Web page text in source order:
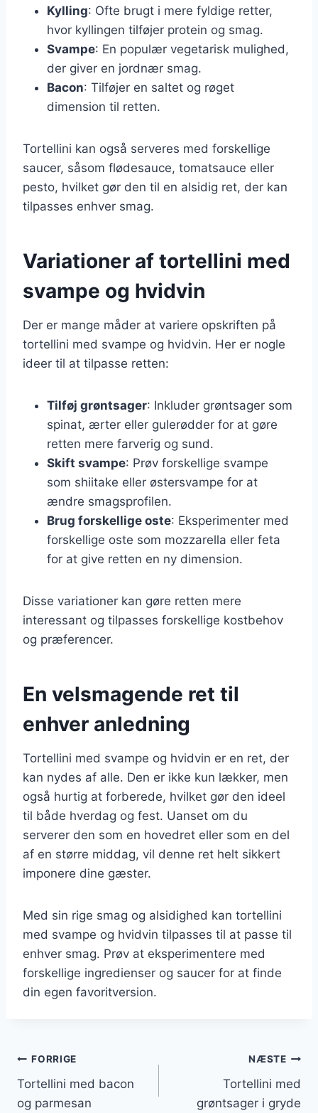
Kylling: Ofte brugt i mere fyldige retter,
hvor kyllingen tilføjer protein og smag.
Svampe: En populær vegetarisk mulighed,
der giver en jordnær smag.
Bacon: Tilføjer en saltet og røget
dimension til retten.
Tortellini kan også serveres med forskellige
saucer, såsom flødesauce, tomatsauce eller
pesto, hvilket gør den til en alsidig ret, der kan
tilpasses enhver smag.
Variationer af tortellini med
svampe og hvidvin
Der er mange måder at variere opskriften på
tortellini med svampe og hvidvin. Her er nogle
ideer til at tilpasse retten:
Tilføj grøntsager: Inkluder grøntsager som
spinat, ærter eller gulerødder for at gøre
retten mere farverig og sund.
Skift svampe: Prøv forskellige svampe
som shiitake eller østersvampe for at
ændre smagsprofilen.
Brug forskellige oste: Eksperimenter med
forskellige oste som mozzarella eller feta
for at give retten en ny dimension.
Disse variationer kan gøre retten mere
interessant og tilpasses forskellige kostbehov
og præferencer.
En velsmagende ret til
enhver anledning
Tortellini med svampe og hvidvin er en ret, der
kan nydes af alle. Den er ikke kun lækker, men
også hurtig at forberede, hvilket gør den ideel
til både hverdag og fest. Uanset om du
serverer den som en hovedret eller som en del
af en større middag, vil denne ret helt sikkert
imponere dine gæster.
Med sin rige smag og alsidighed kan tortellini
med svampe og hvidvin tilpasses til at passe til
enhver smag. Prøv at eksperimentere med
forskellige ingredienser og saucer for at finde
din egen favoritversion.
Indlægsnavigation
FORRIGE
Tortellini med bacon
og parmesan
NÆSTE
Tortellini med
grøntsager i gryde